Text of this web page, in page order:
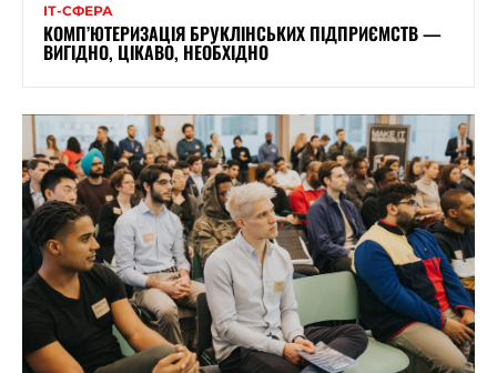
ІТ-СФЕРА
КОМП’ЮТЕРИЗАЦІЯ БРУКЛІНСЬКИХ ПІДПРИЄМСТВ —
ВИГІДНО, ЦІКАВО, НЕОБХІДНО